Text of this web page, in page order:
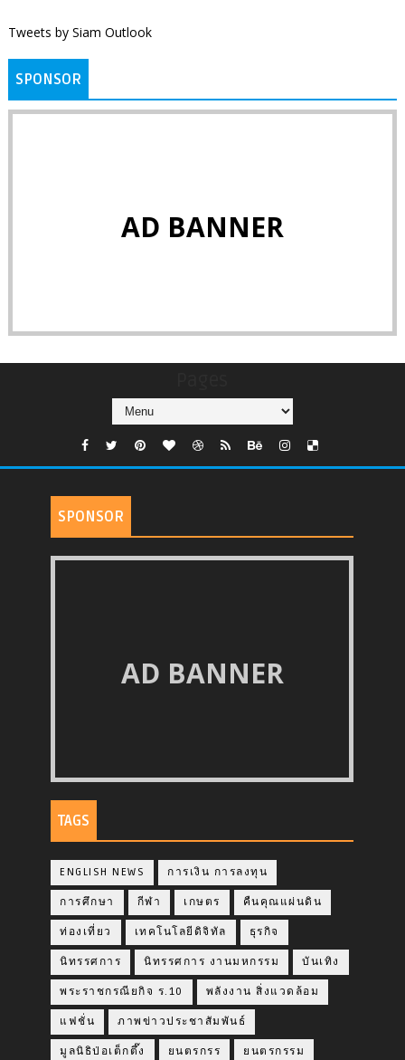
Tweets by Siam Outlook
SPONSOR
AD BANNER
SPONSOR
AD BANNER
TAGS
ENGLISH NEWS การเงิน การลงทุน
การศึกษา กีฬา เกษตร คืนคุณแผ่นดิน
ท่องเที่ยว เทคโนโลยีดิจิทัล ธุรกิจ
นิทรรศการ นิทรรศการ งานมหกรรม บันเทิง
พระราชกรณียกิจ ร.10 พลังงาน สิ่งแวดล้อม
แฟชั่น ภาพข่าวประชาสัมพันธ์
มูลนิธิป่อเต็กตึ๊ง ยนตรกรร ยนตรกรรม